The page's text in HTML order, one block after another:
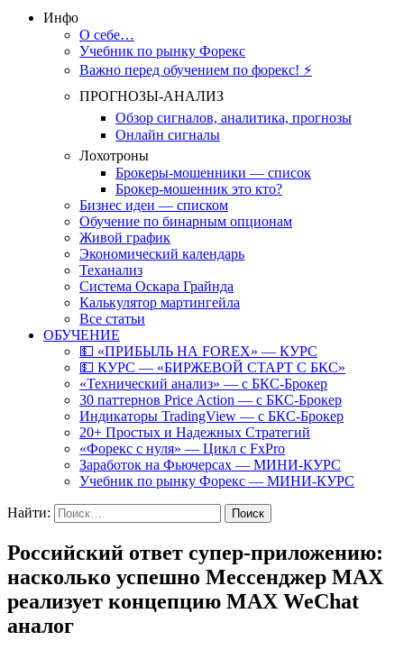
Инфо
О себе…
Учебник по рынку Форекс
Важно перед обучением по форекс! ⚡
ПРОГНОЗЫ-АНАЛИЗ
Обзор сигналов, аналитика, прогнозы
Онлайн сигналы
Лохотроны
Брокеры-мошенники — список
Брокер-мошенник это кто?
Бизнес идеи — списком
Обучение по бинарным опционам
Живой график
Экономический календарь
Теханализ
Система Оскара Грайнда
Калькулятор мартингейла
Все статьи
ОБУЧЕНИЕ
💵 «ПРИБЫЛЬ НА FOREX» — КУРС
💵 КУРС — «БИРЖЕВОЙ СТАРТ С БКС»
«Технический анализ» — с БКС-Брокер
30 паттернов Price Action — с БКС-Брокер
Индикаторы TradingView — с БКС-Брокер
20+ Простых и Надежных Стратегий
«Форекс с нуля» — Цикл с FxPro
Заработок на Фьючерсах — МИНИ-КУРС
Учебник по рынку Форекс — МИНИ-КУРС
Найти:
Российский ответ супер-приложению:
насколько успешно Мессенджер MAX
реализует концепцию MAX WeChat
аналог